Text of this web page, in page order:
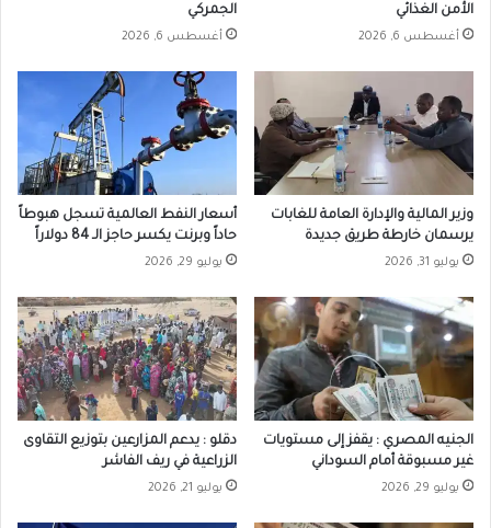
الأمن الغذائي
أغسطس 6, 2026
الجمركي
أغسطس 6, 2026
وزير المالية والإدارة العامة للغابات
يرسمان خارطة طريق جديدة
يوليو 31, 2026
أسعار النفط العالمية تسجل هبوطاً
حاداً وبرنت يكسر حاجز الـ 84 دولاراً
يوليو 29, 2026
الجنيه المصري : يقفز إلى مستويات
غير مسبوقة أمام السوداني
يوليو 29, 2026
دقلو : يدعم المزارعين بتوزيع التقاوى
الزراعية في ريف الفاشر
يوليو 21, 2026